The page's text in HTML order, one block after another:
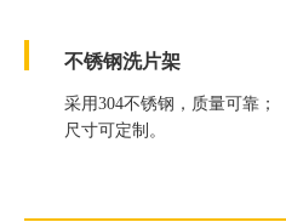
不锈钢洗片架
采用304不锈钢，质量可靠；
尺寸可定制。